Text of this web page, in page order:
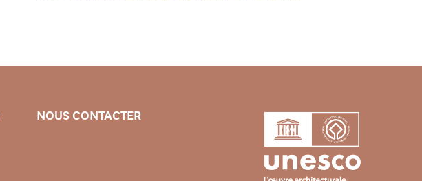
NOUS CONTACTER